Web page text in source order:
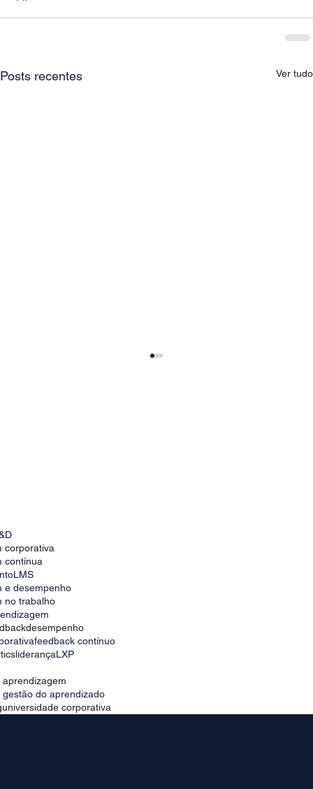
Posts recentes Ver tudo
corporativa
contínua
LMS
e desempenho
no trabalho
desempenho
feedback contínuo
liderançaLXP
do aprendizado
universidade corporativa